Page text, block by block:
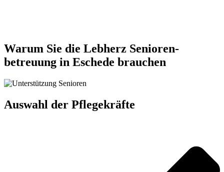
Warum Sie die Lebherz Senioren­
betreuung in Eschede brauchen
Auswahl der Pflegekräfte